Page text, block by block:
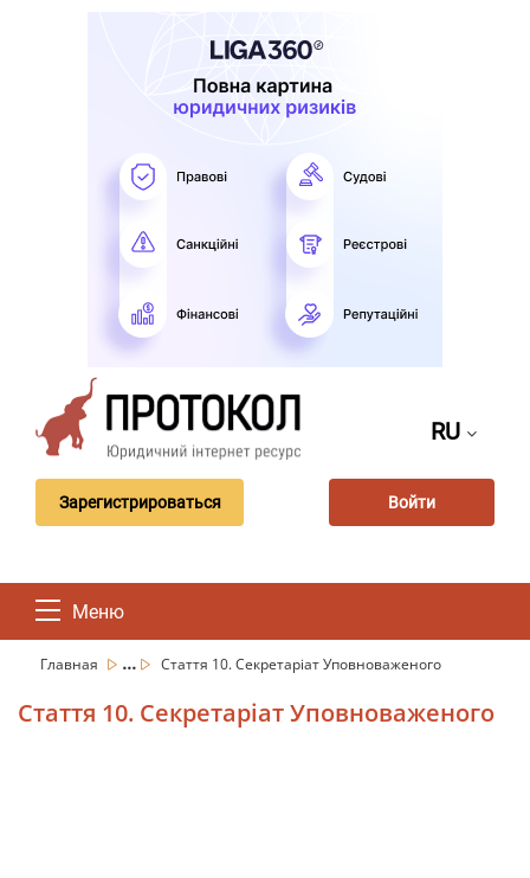
RU
Зарегистрироваться Войти
Меню
Главная ... Стаття 10. Секретаріат Уповноваженого
Стаття 10. Секретаріат Уповноваженого